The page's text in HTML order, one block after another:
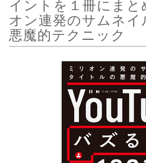
イントを１冊にまと
オン連発のサムネイ
悪魔的テクニック